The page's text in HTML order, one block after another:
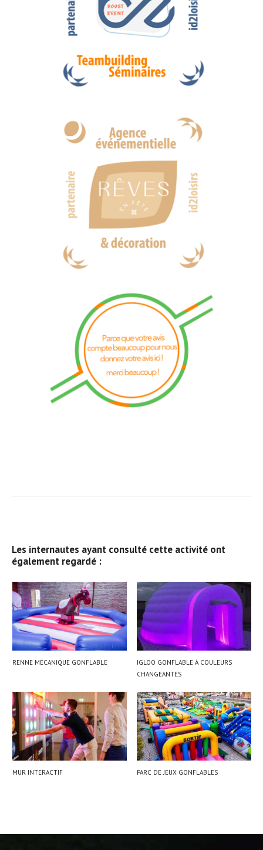
Les internautes ayant consulté cette activité ont
également regardé :
RENNE MÉCANIQUE GONFLABLE
IGLOO GONFLABLE À COULEURS
CHANGEANTES
MUR INTERACTIF PARC DE JEUX GONFLABLES